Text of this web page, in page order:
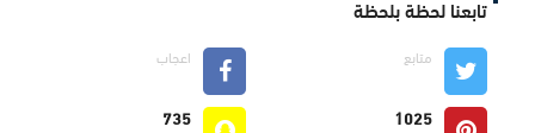
تابعنا لحظة بلحظة
متابع اعجاب
1025
735